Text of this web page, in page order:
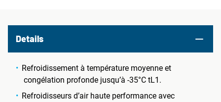
Details
Refroidissement à température moyenne et
congélation profonde jusqu’à -35°C tL1.
Refroidisseurs d’air haute performance avec